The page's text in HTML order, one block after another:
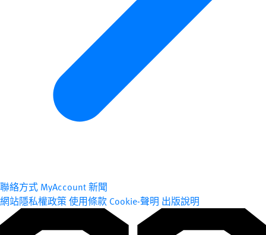
聯絡方式 MyAccount新聞
網站隱私權政策使用條款 Cookie-聲明 出版說明